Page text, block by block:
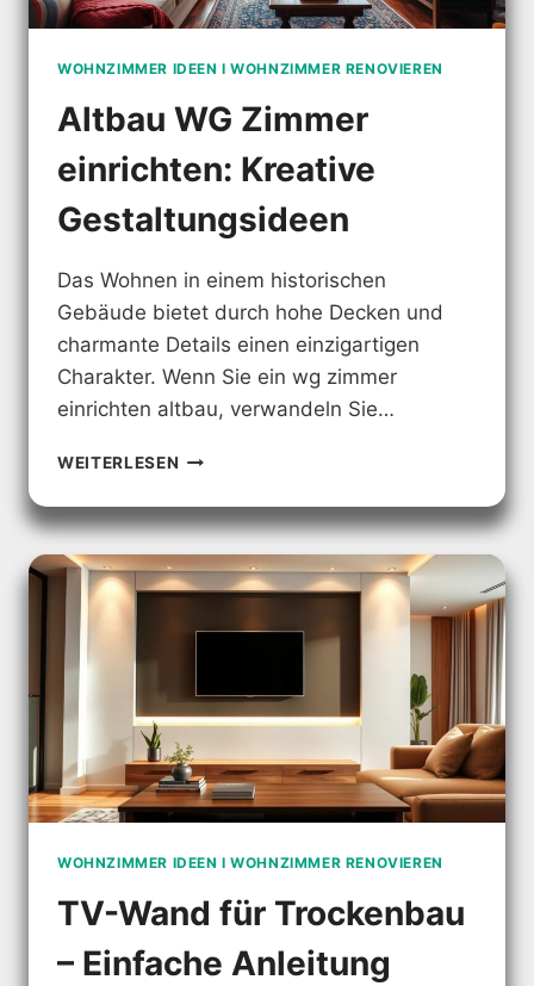
WOHNZIMMER IDEEN I WOHNZIMMER RENOVIEREN
Altbau WG Zimmer
einrichten: Kreative
Gestaltungsideen
Das Wohnen in einem historischen
Gebäude bietet durch hohe Decken und
charmante Details einen einzigartigen
Charakter. Wenn Sie ein wg zimmer
einrichten altbau, verwandeln Sie…
WEITERLESEN ALTBAU
ZIMMER
EINRICHTEN:
KREATIVE
GESTALTUNGSIDEEN
WOHNZIMMER IDEEN I WOHNZIMMER RENOVIEREN
TV-Wand für Trockenbau
– Einfache Anleitung